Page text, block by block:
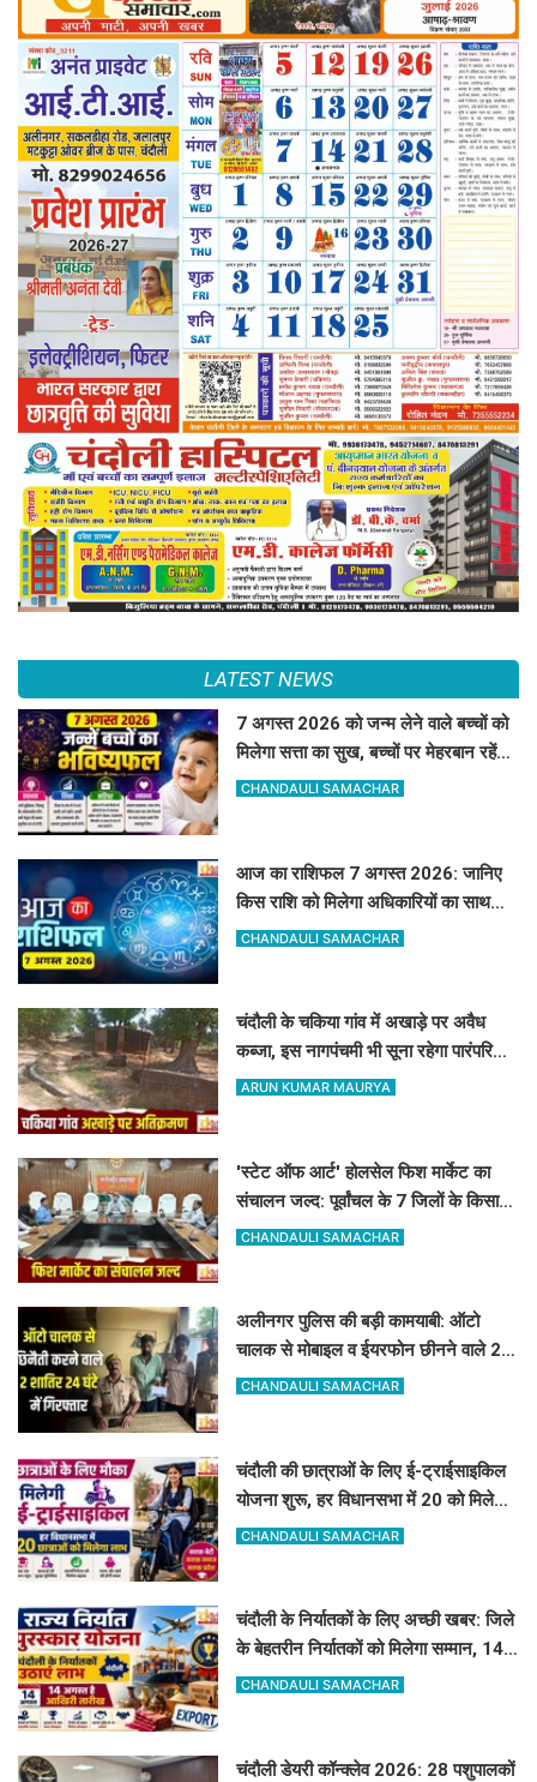
LATEST NEWS
7 अगस्त 2026 को जन्म लेने वाले बच्चों को
मिलेगा सत्ता का सुख, बच्चों पर मेहरबान रहेंगे
ग्रह-नक्षत्र,
CHANDAULI SAMACHAR
आज का राशिफल 7 अगस्त 2026: जानिए
किस राशि को मिलेगा अधिकारियों का साथ
और किसे रहना होगा सतर्क
CHANDAULI SAMACHAR
चंदौली के चकिया गांव में अखाड़े पर अवैध
कब्जा, इस नागपंचमी भी सूना रहेगा पारंपरिक
खेल का मैदान
ARUN KUMAR MAURYA
'स्टेट ऑफ आर्ट' होलसेल फिश मार्केट का
संचालन जल्द: पूर्वांचल के 7 जिलों के किसान
जुड़ेंगे चंदौली फिश मार्केट से
CHANDAULI SAMACHAR
अलीनगर पुलिस की बड़ी कामयाबी: ऑटो
चालक से मोबाइल व ईयरफोन छीनने वाले 2
अभियुक्त 24 घंटे में गिरफ्तार
CHANDAULI SAMACHAR
चंदौली की छात्राओं के लिए ई-ट्राईसाइकिल
योजना शुरू, हर विधानसभा में 20 को मिलेगा
लाभ
CHANDAULI SAMACHAR
चंदौली के निर्यातकों के लिए अच्छी खबर: जिले
के बेहतरीन निर्यातकों को मिलेगा सम्मान, 14
अगस्त तक करें आवेदन
CHANDAULI SAMACHAR
चंदौली डेयरी कॉन्क्लेव 2026: 28 पशुपालकों